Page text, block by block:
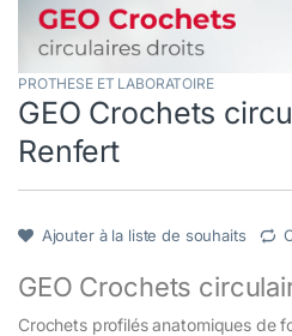
PROTHESE ET LABORATOIRE
GEO Crochets
Renfert
Ajouter à la liste de souhaits
GEO Crochets
Crochets profilés anatomiques de